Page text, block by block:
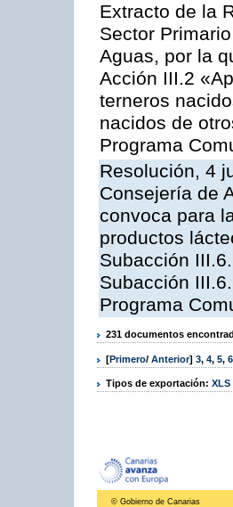
Extracto de la
Sector
Aguas, por la
Acción III.2
terneros
nacidos de
Programa
Resolución, 4
Consejería de
convoca para
productos
Subacción
Subacción
Programa
231 documentos
[Primero/ Anterior] 3, 4, 5, 6
Tipos de exportación: XLS
© Gobierno de Canarias